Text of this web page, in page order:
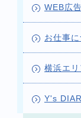
WEB広
お仕事
横浜エ
Y's